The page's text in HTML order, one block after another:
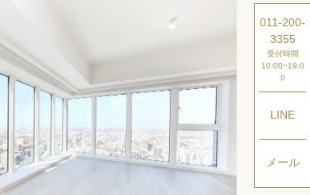
011-200-
3355
受付時間
10:00~19:0
0
LINE
メール